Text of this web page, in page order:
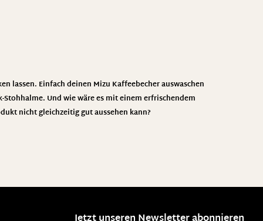
lassen. Einfach deinen Mizu Kaffeebecher auswaschen
Und wie wäre es mit einem erfrischendem
nicht gleichzeitig gut aussehen kann?